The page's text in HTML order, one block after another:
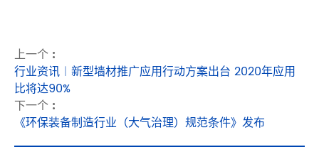
上一个 :
行业资讯︱新型墙材推广应用行动方案出台 2020年应用
比将达90%
下一个 :
《环保装备制造行业（大气治理）规范条件》发布